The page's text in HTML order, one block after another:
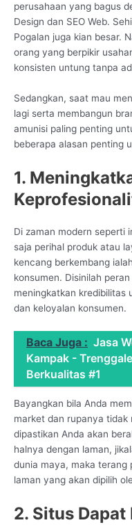
perusahaan yang bagus
Design dan SEO Web.
Pogalan juga kian besar.
orang yang berpikir
konsisten untung tanpa
Sedangkan, saat mau
lagi serta membangun
amunisi paling penting
beberapa alasan penting
1.
Di zaman modern seperti
saja perihal produk atau
kencang berkembang
konsumen. Disinilah
meningkatkan kredibilitas
dan keloyalan konsumen.
Baca Juga : Jasa
Kampak -
Berkualitas #1
Bayangkan bila Anda
market dan rupanya tidak
dipastikan Anda akan
halnya dengan laman,
dunia maya, maka terang
laman yang akan dipilih
2. Situs